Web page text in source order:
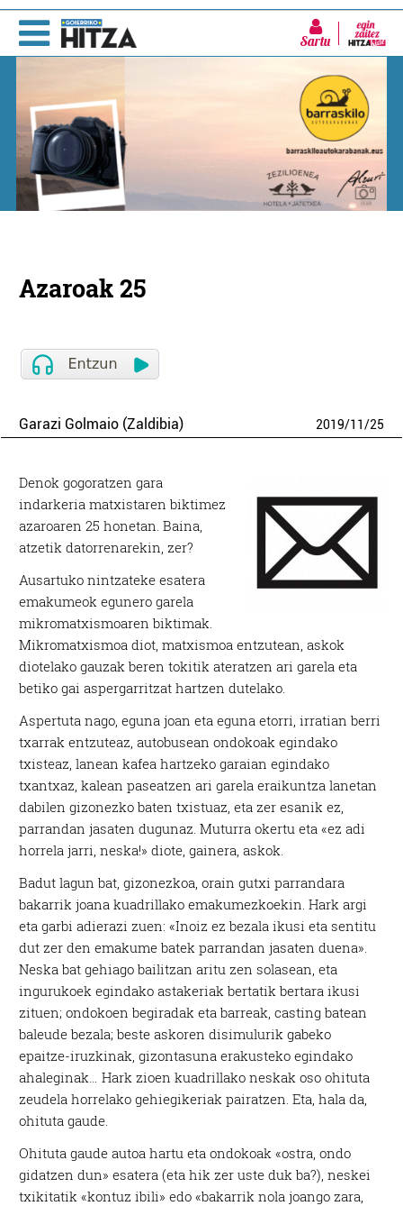
Sartu
Azaroak 25
Garazi Golmaio (Zaldibia) 2019/11/25
Denok gogoratzen gara
indarkeria matxistaren biktimez
azaroaren 25 honetan. Baina,
atzetik datorrenarekin, zer?
Ausartuko nintzateke esatera
emakumeok egunero garela
mikromatxismoaren biktimak.
Mikromatxismoa diot, matxismoa entzutean, askok
diotelako gauzak beren tokitik ateratzen ari garela eta
betiko gai aspergarritzat hartzen dutelako.
Aspertuta nago, eguna joan eta eguna etorri, irratian berri
txarrak entzuteaz, autobusean ondokoak egindako
txisteaz, lanean kafea hartzeko garaian egindako
txantxaz, kalean paseatzen ari garela eraikuntza lanetan
dabilen gizonezko baten txistuaz, eta zer esanik ez,
parrandan jasaten dugunaz. Muturra okertu eta «ez adi
horrela jarri, neska!» diote, gainera, askok.
Badut lagun bat, gizonezkoa, orain gutxi parrandara
bakarrik joana kuadrillako emakumezkoekin. Hark argi
eta garbi adierazi zuen: «Inoiz ez bezala ikusi eta sentitu
dut zer den emakume batek parrandan jasaten duena».
Neska bat gehiago bailitzan aritu zen solasean, eta
ingurukoek egindako astakeriak bertatik bertara ikusi
zituen; ondokoen begiradak eta barreak, casting batean
baleude bezala; beste askoren disimulurik gabeko
epaitze-iruzkinak, gizontasuna erakusteko egindako
ahaleginak… Hark zioen kuadrillako neskak oso ohituta
zeudela horrelako gehiegikeriak pairatzen. Eta, hala da,
ohituta gaude.
Ohituta gaude autoa hartu eta ondokoak «ostra, ondo
gidatzen dun» esatera (eta hik zer uste duk ba?), neskei
txikitatik «kontuz ibili» edo «bakarrik nola joango zara,